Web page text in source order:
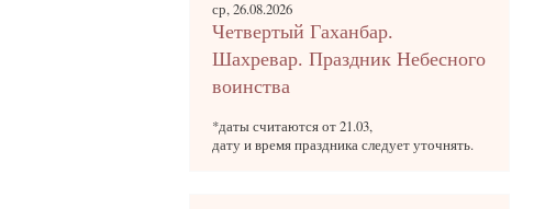
ср, 26.08.2026
Четвертый Гаханбар.
Шахревар. Праздник Небесного
воинства
*даты считаются от 21.03,
дату и время праздника следует уточнять.